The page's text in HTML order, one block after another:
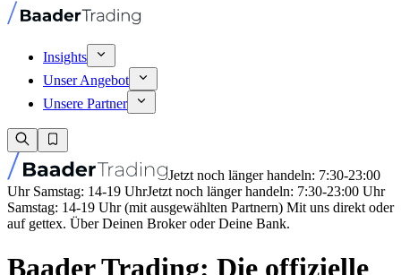
Insights
Unser Angebot
Unsere Partner
Jetzt noch länger handeln: 7:30-23:00
Uhr Samstag: 14-19 UhrJetzt noch länger handeln: 7:30-23:00 Uhr
Samstag: 14-19 Uhr (mit ausgewählten Partnern) Mit uns direkt oder
auf gettex. Über Deinen Broker oder Deine Bank.
Baader Trading: Die offizielle